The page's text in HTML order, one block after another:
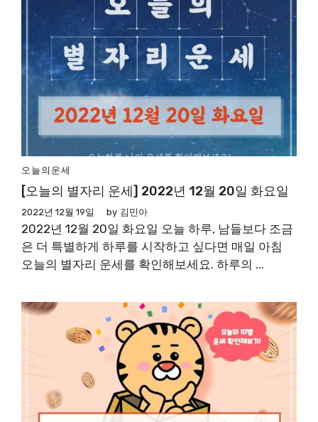
오늘의운세
[오늘의 별자리 운세] 2022년 12월 20일 화요일
2022년 12월 19일 by 김민아
2022년 12월 20일 화요일 오늘 하루, 남들보다 조금
은 더 특별하게 하루를 시작하고 싶다면 매일 아침
오늘의 별자리 운세를 확인해보세요. 하루의 ...